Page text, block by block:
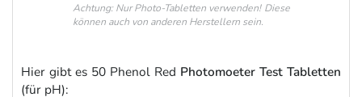
Achtung: Nur Photo-Tabletten verwenden! Diese
können auch von anderen Herstellern sein.
Hier gibt es 50 Phenol Red Photomoeter Test Tabletten
(für pH):